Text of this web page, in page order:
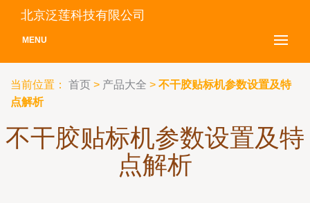
北京泛莲科技有限公司
MENU
当前位置： 首页 > 产品大全 > 不干胶贴标机参数设置及特
点解析
不干胶贴标机参数设置及特
点解析